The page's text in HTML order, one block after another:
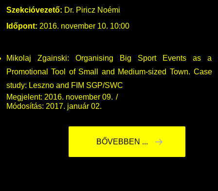
Szekcióvezető: Dr. Piricz Noémi
Időpont: 2016. november 10. 10:00
Mikolaj Zgainski: Organising Big Sport Events as a
Promotional Tool of Small and Medium-sized Town. Case
study: Leszno and FIM SGP/SWC
Megjelent: 2016. november 09.
Módosítás: 2017. január 02.
BŐVEBBEN ...